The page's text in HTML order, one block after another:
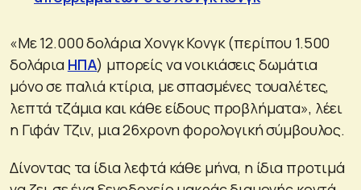
«Με 12.000 δολάρια Χονγκ Κονγκ (περίπου 1.500
δολάρια ΗΠΑ) μπορείς να νοικιάσεις δωμάτια
μόνο σε παλιά κτίρια, με σπασμένες τουαλέτες,
λεπτά τζάμια και κάθε είδους προβλήματα», λέει
η Γιφάν Τζιν, μια 26χρονη φορολογική σύμβουλος.
Δίνοντας τα ίδια λεφτά κάθε μήνα, η ίδια προτιμά